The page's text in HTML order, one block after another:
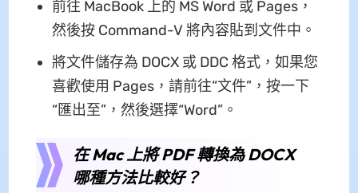
前往 MacBook 上的 MS Word 或 Pages，
然後按 Command-V 將內容貼到文件中。
將文件儲存為 DOCX 或 DDC 格式，如果您
喜歡使用 Pages，請前往“文件”，按一下
“匯出至”，然後選擇“Word”。
在 Mac 上將 PDF 轉換為 DOCX
哪種方法比較好？